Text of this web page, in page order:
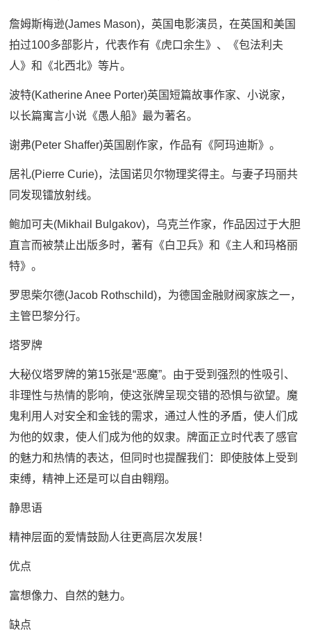
詹姆斯梅逊(James Mason)，英国电影演员，在英国和美国
拍过100多部影片，代表作有《虎口余生》、《包法利夫
人》和《北西北》等片。
波特(Katherine Anee Porter)英国短篇故事作家、小说家，
以长篇寓言小说《愚人船》最为著名。
谢弗(Peter Shaffer)英国剧作家，作品有《阿玛迪斯》。
居礼(Pierre Curie)，法国诺贝尔物理奖得主。与妻子玛丽共
同发现镭放射线。
鲍加可夫(Mikhail Bulgakov)，乌克兰作家，作品因过于大胆
直言而被禁止出版多时，著有《白卫兵》和《主人和玛格丽
特》。
罗思柴尔德(Jacob Rothschild)，为德国金融财阀家族之一，
主管巴黎分行。
塔罗牌
大秘仪塔罗牌的第15张是“恶魔”。由于受到强烈的性吸引、
非理性与热情的影响，使这张牌呈现交错的恐惧与欲望。魔
鬼利用人对安全和金钱的需求，通过人性的矛盾，使人们成
为他的奴隶，使人们成为他的奴隶。牌面正立时代表了感官
的魅力和热情的表达，但同时也提醒我们：即使肢体上受到
束缚，精神上还是可以自由翱翔。
静思语
精神层面的爱情鼓励人往更高层次发展！
优点
富想像力、自然的魅力。
缺点